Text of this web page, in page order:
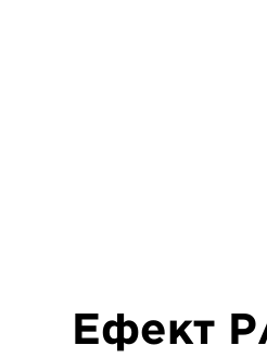
Ефект